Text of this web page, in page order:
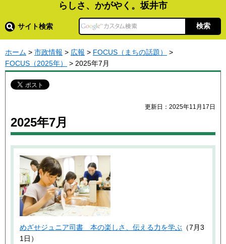
らしさ、かがやく。坂井市
サイト検索
ホーム > 市政情報 > 広報 > FOCUS（まちの話題）
>
FOCUS（2025年）
> 2025年7月
更新日：2025年11月17日
2025年7月
めざせジュニア司書 本の楽しさ、伝える力を学ぶ （7月3
1日）